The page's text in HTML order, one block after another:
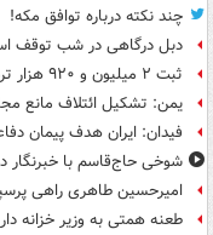
چند نکته درباره توافق مکه!
دبل درگاهی در شب توقف
ثبت ۲ میلیون و ۹۲۰ هزار تردد در مرز مهران طی ایام اربعین
یمن: تشکیل ائتلاف مانع
فیدان: ایران هدف پیمان
شوخی حاج‌قاسم با خبرنگار
امیرحسین طاهری راهی
طعنه همتی به وزیر خزانه